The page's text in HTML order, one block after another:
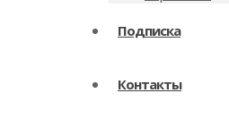
Подписка
Контакты